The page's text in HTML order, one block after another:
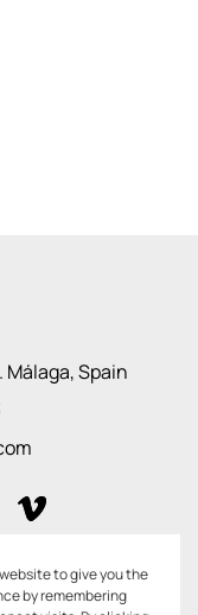
Spain
to give you the
by remembering